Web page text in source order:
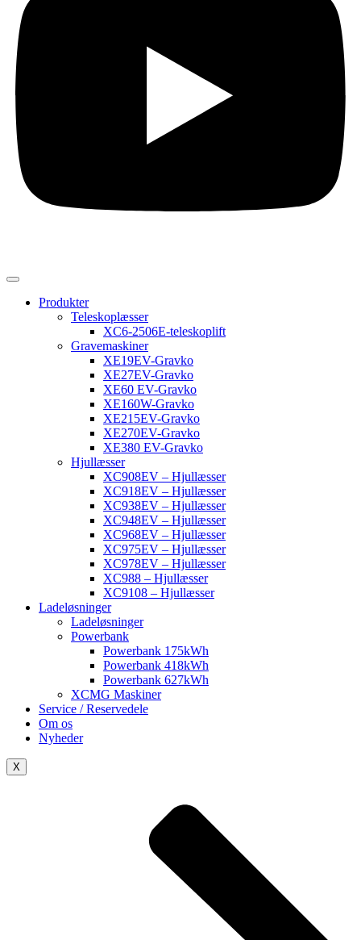
Produkter
Teleskoplæsser
XC6-2506E-teleskoplift
Gravemaskiner
XE19EV-Gravko
XE27EV-Gravko
XE60 EV-Gravko
XE160W-Gravko
XE215EV-Gravko
XE270EV-Gravko
XE380 EV-Gravko
Hjullæsser
XC908EV – Hjullæsser
XC918EV – Hjullæsser
XC938EV – Hjullæsser
XC948EV – Hjullæsser
XC968EV – Hjullæsser
XC975EV – Hjullæsser
XC978EV – Hjullæsser
XC988 – Hjullæsser
XC9108 – Hjullæsser
Ladeløsninger
Ladeløsninger
Powerbank
Powerbank 175kWh
Powerbank 418kWh
Powerbank 627kWh
XCMG Maskiner
Service / Reservedele
Om os
Nyheder
X